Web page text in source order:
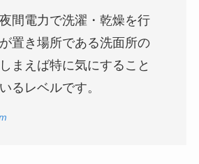
夜間電力で洗濯・乾燥を行
置き場所である洗面所の
まえば特に気にすること
るレベルです。